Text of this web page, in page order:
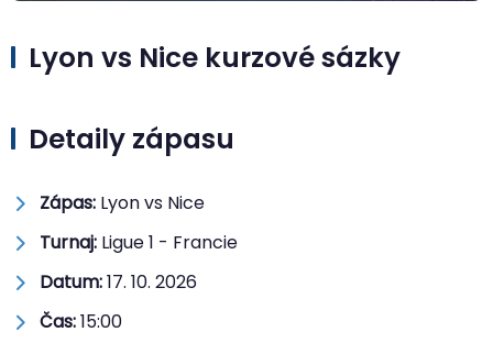
Lyon vs Nice kurzové sázky
Detaily zápasu
Zápas: Lyon vs Nice
Turnaj: Ligue 1 - Francie
Datum:17. 10. 2026
Čas:15:00